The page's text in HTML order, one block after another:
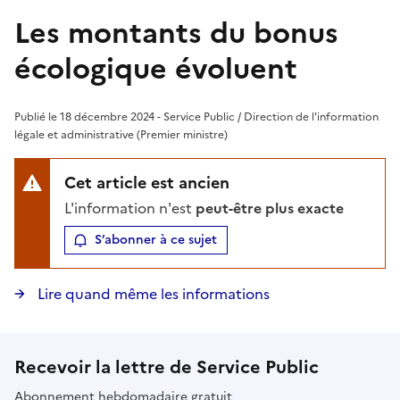
Les montants du bonus
écologique évoluent
Publié le 18 décembre 2024 - Service Public / Direction de l'information
légale et administrative (Premier ministre)
Cet article est ancien
L'information n'est peut-être plus exacte
S’abonner à ce sujet
Lire quand même les informations
Recevoir la lettre de Service Public